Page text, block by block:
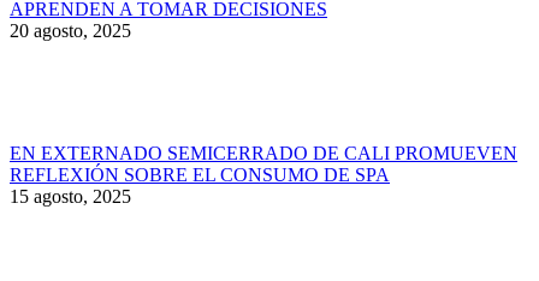
APRENDEN A TOMAR DECISIONES
20 agosto, 2025
EN EXTERNADO SEMICERRADO DE CALI PROMUEVEN
REFLEXIÓN SOBRE EL CONSUMO DE SPA
15 agosto, 2025